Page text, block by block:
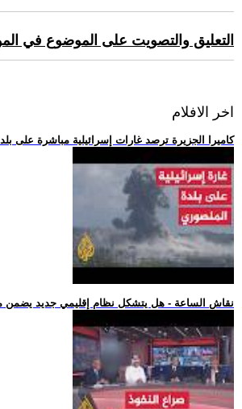
التعليق والتصويت على الموضوع في
اخر الافلام
.. كاميرا الجزيرة ترصد غارات إسرائيلية مباشرة على
.. نقاش الساعة - هل يتشكل نظام إقليمي جديد يضمن